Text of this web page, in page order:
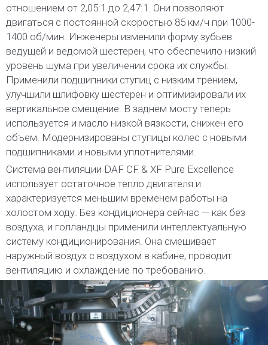
отношением от 2,05:1 до 2,47:1. Они позволяют
двигаться с постоянной скоростью 85 км/ч при 1000-
1400 об/мин. Инженеры изменили форму зубьев
ведущей и ведомой шестерен, что обеспечило низкий
уровень шума при увеличении срока их службы.
Применили подшипники ступиц с низким трением,
улучшили шлифовку шестерен и оптимизировали их
вертикальное смещение. В заднем мосту теперь
используется и масло низкой вязкости, снижен его
объем. Модернизированы ступицы колес с новыми
подшипниками и новыми уплотнителями.
Система вентиляции DAF CF & XF Pure Excellence
использует остаточное тепло двигателя и
характеризуется меньшим временем работы на
холостом ходу. Без кондиционера сейчас — как без
воздуха, и голландцы применили интеллектуальную
систему кондиционирования. Она смешивает
наружный воздух с воздухом в кабине, проводит
вентиляцию и охлаждение по требованию.